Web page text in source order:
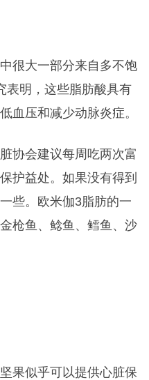
很大一部分来自多不饱
表明，这些脂肪酸具有
血压和减少动脉炎症。
协会建议每周吃两次富
护益处。如果没有得到
些。欧米伽3脂肪的一
枪鱼、鲶鱼、鳕鱼、沙
果似乎可以提供心脏保